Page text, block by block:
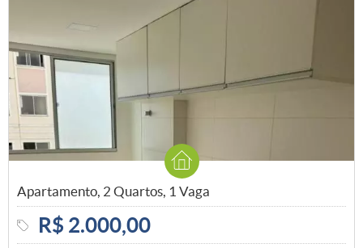
Apartamento, 2 Quartos, 1 Vaga
R$ 2.000,00